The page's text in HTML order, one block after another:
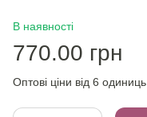
В наявності
770.00 грн
Оптові ціни від 6 одиниць